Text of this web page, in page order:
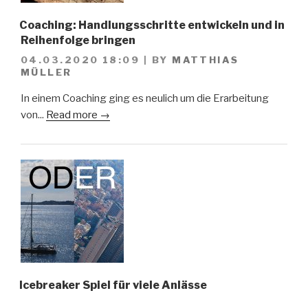
Coaching: Handlungsschritte entwickeln und in
Reihenfolge bringen
04.03.2020 18:09 BY MATTHIAS
MÜLLER
In einem Coaching ging es neulich um die Erarbeitung
von... Read more →
Icebreaker Spiel für viele Anlässe